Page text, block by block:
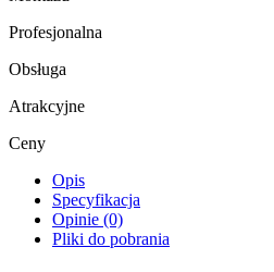
Profesjonalna
Obsługa
Atrakcyjne
Ceny
Opis
Specyfikacja
Opinie (0)
Pliki do pobrania